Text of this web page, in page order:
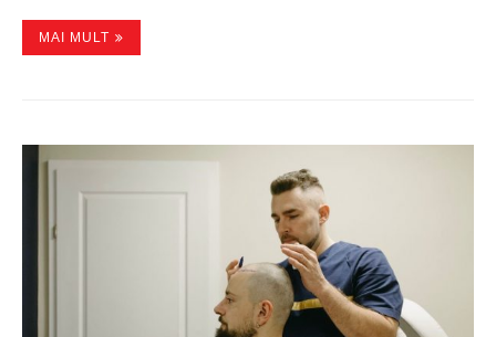
MAI MULT